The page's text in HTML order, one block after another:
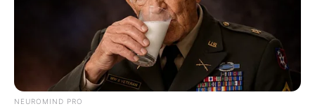
NEUROMIND PRO